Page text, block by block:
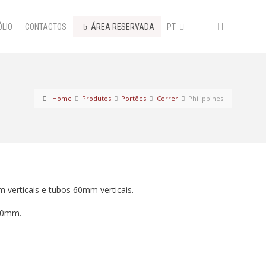
CONTACTOS ÁREA RESERVADA PT
Home Produtos Portões Correr Philippines
verticais e tubos 60mm verticais.